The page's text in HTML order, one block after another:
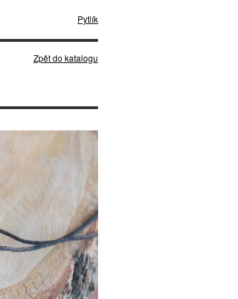
Pytlík
Zpět do katalogu